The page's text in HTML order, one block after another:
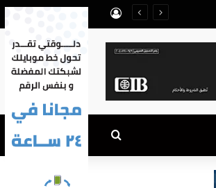
تسجيل الدخول
بحث عن